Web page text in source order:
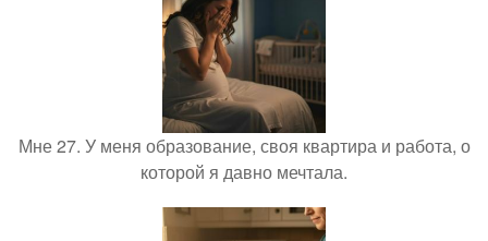
Мне 27. У меня образование, своя квартира и работа, о
которой я давно мечтала.